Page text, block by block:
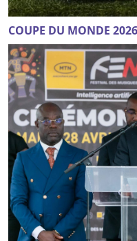
COUPE DU MONDE